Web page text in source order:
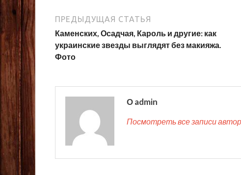
ПРЕДЫДУЩАЯ СТАТЬЯ
Каменских, Осадчая, Кароль и другие: как
украинские звезды выглядят без макияжа.
Фото
О admin
Посмотреть все записи